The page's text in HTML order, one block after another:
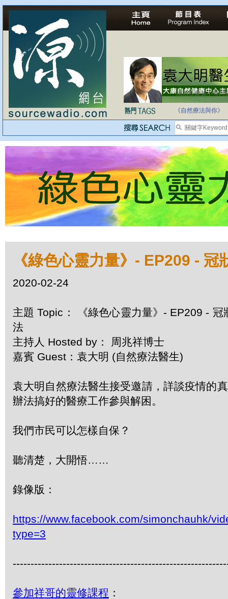
法治社會並不等同
自家教育合法化-
《自然療法與你》
《綠色心靈力量》- EP209 -
2020-02-24
主題 Topic： 《綠色心靈力量》- EP209 - 冠
法
主持人 Hosted by： 周兆祥博士
嘉賓 Guest：袁大明 (自然療法醫生)
袁大明自然療法醫生接受邀請，詳談疫情的
辦法搞好的醫療工作參與解困。
我們市民可以怎樣自保？
聽清楚，大開悟……
錄像版：
https://www.facebook.com/simonchauhk/
type=3
參加祥哥的靈修課程 ：